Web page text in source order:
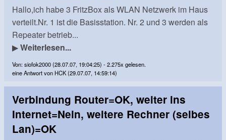
Hallo,ich habe 3 FritzBox als WLAN Netzwerk im Haus
verteilt.Nr. 1 ist die Basisstation. Nr. 2 und 3 werden als
Repeater betrieb...
▶Weiterlesen...
Von: siofok2000 (28.07.07, 19:04:25) - 2.275x gelesen.
eine Antwort von HCK (29.07.07, 14:59:14)
Verbindung Router=OK, weiter ins
Internet=Nein, weitere Rechner (selbes
Lan)=OK